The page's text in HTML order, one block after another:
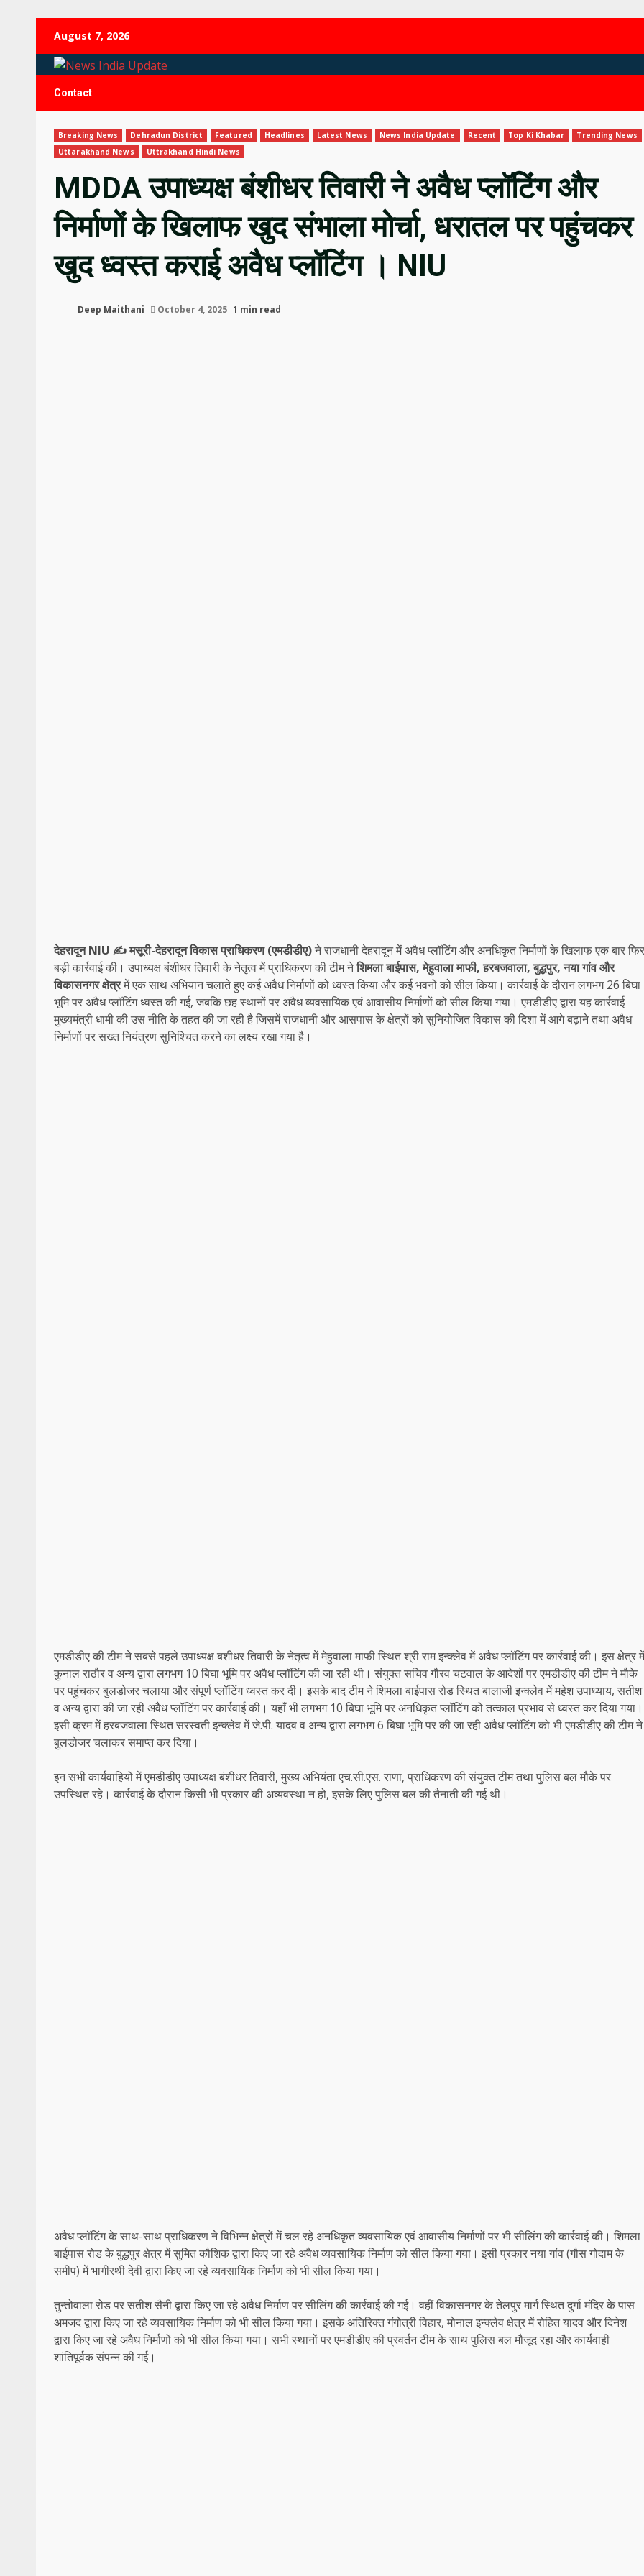
content
August 7, 2026
Contact
Breaking News Dehradun District Featured Headlines Latest News News India Update Recent Top Ki Khabar
Trending News
Uttarakhand News
Uttrakhand Hindi News
MDDA उपाध्यक्ष बंशीधर तिवारी ने अवैध प्लॉटिंग और
निर्माणों के खिलाफ खुद संभाला मोर्चा, धरातल पर पहुंचकर
खुद ध्वस्त कराई अवैध प्लॉटिंग । NIU
Deep Maithani October 4, 2025 1 min read
देहरादून NIU ✍️मसूरी-देहरादून विकास प्राधिकरण (एमडीडीए)ने राजधानी देहरादून में अवैध प्लॉटिंग और अनधिकृत निर्माणों के खिलाफ एक बार फिर
बड़ी कार्रवाई की। उपाध्यक्ष बंशीधर तिवारी के नेतृत्व में प्राधिकरण की टीम नेशिमला बाईपास, मेहुवाला माफी, हरबजवाला, बुद्धपुर, नया गांव और
विकासनगर क्षेत्रमें एक साथ अभियान चलाते हुए कई अवैध निर्माणों को ध्वस्त किया और कई भवनों को सील किया। कार्रवाई के दौरान लगभग 26 बिघा
भूमि पर अवैध प्लॉटिंग ध्वस्त की गई, जबकि छह स्थानों पर अवैध व्यवसायिक एवं आवासीय निर्माणों को सील किया गया। एमडीडीए द्वारा यह कार्रवाई
मुख्यमंत्री धामी की उस नीति के तहत की जा रही है जिसमें राजधानी और आसपास के क्षेत्रों को सुनियोजित विकास की दिशा में आगे बढ़ाने तथा अवैध
निर्माणों पर सख्त नियंत्रण सुनिश्चित करने का लक्ष्य रखा गया है।
एमडीडीए की टीम ने सबसे पहले उपाध्यक्ष बशीधर तिवारी के नेतृत्व में मेहुवाला माफी स्थित श्री राम इन्क्लेव में अवैध प्लॉटिंग पर कार्रवाई की। इस क्षेत्र में
कुनाल राठौर व अन्य द्वारा लगभग 10 बिघा भूमि पर अवैध प्लॉटिंग की जा रही थी। संयुक्त सचिव गौरव चटवाल के आदेशों पर एमडीडीए की टीम ने मौके
पर पहुंचकर बुलडोजर चलाया और संपूर्ण प्लॉटिंग ध्वस्त कर दी। इसके बाद टीम ने शिमला बाईपास रोड स्थित बालाजी इन्क्लेव में महेश उपाध्याय, सतीश
व अन्य द्वारा की जा रही अवैध प्लॉटिंग पर कार्रवाई की। यहाँ भी लगभग 10 बिघा भूमि पर अनधिकृत प्लॉटिंग को तत्काल प्रभाव से ध्वस्त कर दिया गया।
इसी क्रम में हरबजवाला स्थित सरस्वती इन्क्लेव में जे.पी. यादव व अन्य द्वारा लगभग 6 बिघा भूमि पर की जा रही अवैध प्लॉटिंग को भी एमडीडीए की टीम ने
बुलडोजर चलाकर समाप्त कर दिया।
इन सभी कार्यवाहियों में एमडीडीए उपाध्यक्ष बंशीधर तिवारी, मुख्य अभियंता एच.सी.एस. राणा, प्राधिकरण की संयुक्त टीम तथा पुलिस बल मौके पर
उपस्थित रहे। कार्रवाई के दौरान किसी भी प्रकार की अव्यवस्था न हो, इसके लिए पुलिस बल की तैनाती की गई थी।
अवैध प्लॉटिंग के साथ-साथ प्राधिकरण ने विभिन्न क्षेत्रों में चल रहे अनधिकृत व्यवसायिक एवं आवासीय निर्माणों पर भी सीलिंग की कार्रवाई की। शिमला
बाईपास रोड के बुद्धपुर क्षेत्र में सुमित कौशिक द्वारा किए जा रहे अवैध व्यवसायिक निर्माण को सील किया गया। इसी प्रकार नया गांव (गौस गोदाम के
समीप) में भागीरथी देवी द्वारा किए जा रहे व्यवसायिक निर्माण को भी सील किया गया।
तुन्तोवाला रोड पर सतीश सैनी द्वारा किए जा रहे अवैध निर्माण पर सीलिंग की कार्रवाई की गई। वहीं विकासनगर के तेलपुर मार्ग स्थित दुर्गा मंदिर के पास
अमजद द्वारा किए जा रहे व्यवसायिक निर्माण को भी सील किया गया। इसके अतिरिक्त गंगोत्री विहार, मोनाल इन्क्लेव क्षेत्र में रोहित यादव और दिनेश
द्वारा किए जा रहे अवैध निर्माणों को भी सील किया गया। सभी स्थानों पर एमडीडीए की प्रवर्तन टीम के साथ पुलिस बल मौजूद रहा और कार्यवाही
शांतिपूर्वक संपन्न की गई।